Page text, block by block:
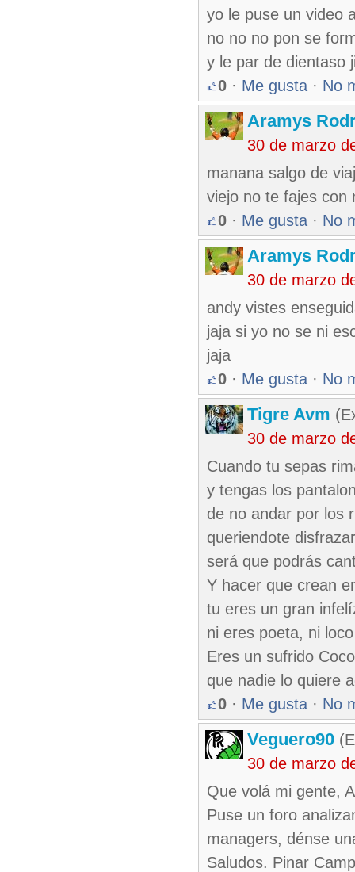
yo le puse un video
no no no pon se
y le par de dientaso
0 · Me gusta · No
Aramys
30 de marzo
manana salgo de
viejo no te fajes con
0 · Me gusta · No
Aramys
30 de marzo
andy vistes
jaja si yo no se ni
jaja
0 · Me gusta · No
Tigre Avm
30 de marzo
Cuando tu sepas
y tengas los
de no andar por los
queriendote disfrazar
será que podrás
Y hacer que crean
tu eres un gran
ni eres poeta, ni loco
Eres un sufrido Coco
que nadie lo quiere
0 · Me gusta · No
Veguero90
30 de marzo
Que volá mi gente,
Puse un foro
managers, dénse
Saludos. Pinar